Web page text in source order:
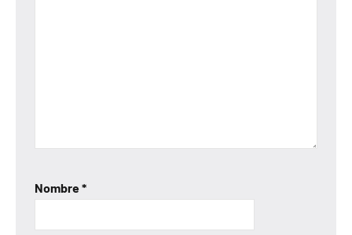
Nombre*